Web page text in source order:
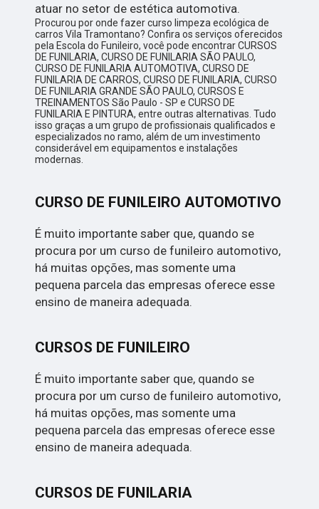
atuar no setor de estética automotiva.
Procurou por onde fazer curso limpeza ecológica de
carros Vila Tramontano? Confira os serviços oferecidos
pela Escola do Funileiro, você pode encontrar CURSOS
DE FUNILARIA, CURSO DE FUNILARIA SÃO PAULO,
CURSO DE FUNILARIA AUTOMOTIVA, CURSO DE
FUNILARIA DE CARROS, CURSO DE FUNILARIA, CURSO
DE FUNILARIA GRANDE SÃO PAULO, CURSOS E
TREINAMENTOS São Paulo - SP e CURSO DE
FUNILARIA E PINTURA, entre outras alternativas. Tudo
isso graças a um grupo de profissionais qualificados e
especializados no ramo, além de um investimento
considerável em equipamentos e instalações
modernas.
CURSO DE FUNILEIRO AUTOMOTIVO
É muito importante saber que, quando se
procura por um curso de funileiro automotivo,
há muitas opções, mas somente uma
pequena parcela das empresas oferece esse
ensino de maneira adequada.
CURSOS DE FUNILEIRO
É muito importante saber que, quando se
procura por um curso de funileiro automotivo,
há muitas opções, mas somente uma
pequena parcela das empresas oferece esse
ensino de maneira adequada.
CURSOS DE FUNILARIA